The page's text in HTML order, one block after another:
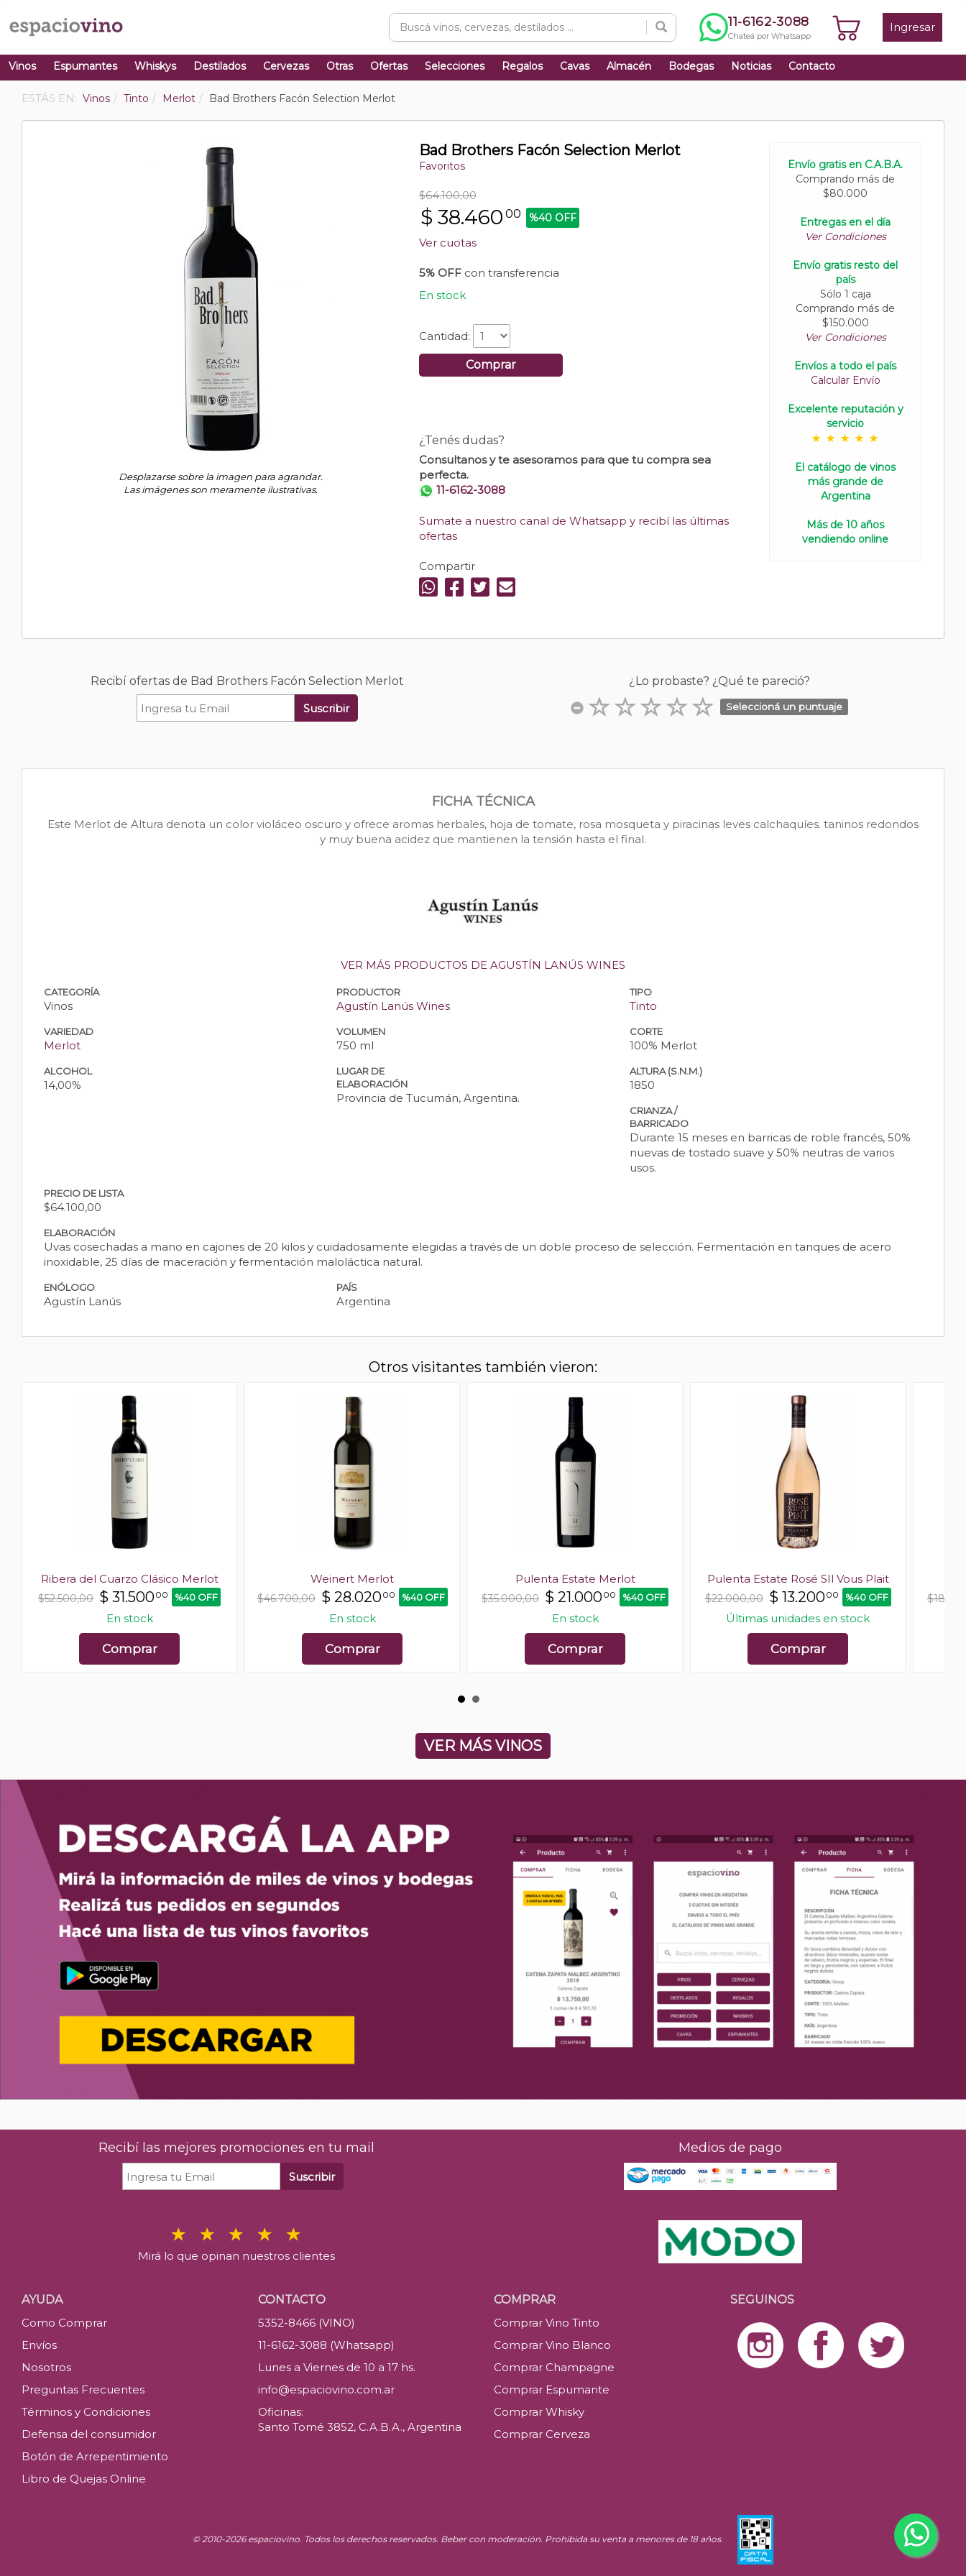
11-6162-3088
Chateá por Whatsapp
Ingresar
Vinos Espumantes Whiskys Destilados Cervezas Otras Ofertas Selecciones Regalos Cavas Almacén Bodegas Noticias Contacto
ESTÁS EN: Vinos Tinto Merlot Bad Brothers Facón Selection Merlot
Desplazarse sobre la imagen para agrandar.
Las imágenes son meramente ilustrativas.
Bad Brothers Facón Selection Merlot
Favoritos
$64.100,00
$ 38.460 00 %40 OFF
Ver cuotas
5% OFFcon transferencia
En stock
Cantidad:
Comprar
¿Tenés dudas?
Consultanos y te asesoramos para que tu compra sea
perfecta.
11-6162-3088
Sumate a nuestro canal de Whatsapp y recibí las últimas
ofertas
Compartir
Envío gratis en C.A.B.A.
Comprando más de
$80.000
Entregas en el día
Ver Condiciones
Envío gratis resto del
país
Sólo 1 caja
Comprando más de
$150.000
Ver Condiciones
Envíos a todo el país
Calcular Envío
Excelente reputación y
servicio
El catálogo de vinos
más grande de
Argentina
Más de 10 años
vendiendo online
Recibí ofertas de Bad Brothers Facón Selection Merlot
Suscribir
¿Lo probaste? ¿Qué te pareció?
Seleccioná un puntuaje
FICHA TÉCNICA
Este Merlot de Altura denota un color violáceo oscuro y ofrece aromas herbales, hoja de tomate, rosa mosqueta y piracinas leves calchaquíes. taninos redondos
y muy buena acidez que mantienen la tensión hasta el final.
VER MÁS PRODUCTOS DE AGUSTÍN LANÚS WINES
CATEGORÍA
Vinos
PRODUCTOR
Agustín Lanús Wines
TIPO
Tinto
VARIEDAD
Merlot
VOLUMEN
750 ml
CORTE
100% Merlot
ALCOHOL
14,00%
LUGAR DE
ELABORACIÓN
Provincia de Tucumán, Argentina.
ALTURA (S.N.M.)
1850
CRIANZA /
BARRICADO
Durante 15 meses en barricas de roble francés, 50%
nuevas de tostado suave y 50% neutras de varios
usos.
PRECIO DE LISTA
$64.100,00
ELABORACIÓN
Uvas cosechadas a mano en cajones de 20 kilos y cuidadosamente elegidas a través de un doble proceso de selección. Fermentación en tanques de acero
inoxidable, 25 días de maceración y fermentación maloláctica natural.
ENÓLOGO
Agustín Lanús
PAÍS
Argentina
Otros visitantes también vieron:
Ribera del Cuarzo Clásico Merlot
$52.500,00 $ 31.50000 %40 OFF
En stock
Comprar
Weinert Merlot
$46.700,00 $ 28.02000 %40 OFF
En stock
Comprar
Pulenta Estate Merlot
$35.000,00 $ 21.00000 %40 OFF
En stock
Comprar
Pulenta Estate Rosé SIl Vous Plait
$22.000,00 $ 13.20000 %40 OFF
Últimas unidades en stock
Comprar
VER MÁS VINOS
Recibí las mejores promociones en tu mail
Suscribir
Mirá lo que opinan nuestros clientes
Medios de pago
AYUDA
Como Comprar
Envíos
Nosotros
Preguntas Frecuentes
Términos y Condiciones
Defensa del consumidor
Botón de Arrepentimiento
Libro de Quejas Online
CONTACTO
5352-8466 (VINO)
11-6162-3088 (Whatsapp)
Lunes a Viernes de 10 a 17 hs.
info@espaciovino.com.ar
Oficinas:
Santo Tomé 3852, C.A.B.A., Argentina
COMPRAR
Comprar Vino Tinto
Comprar Vino Blanco
Comprar Champagne
Comprar Espumante
Comprar Whisky
Comprar Cerveza
SEGUINOS
© 2010-2026 espaciovino. Todos los derechos reservados. Beber con moderación. Prohibida su venta a menores de 18 años.